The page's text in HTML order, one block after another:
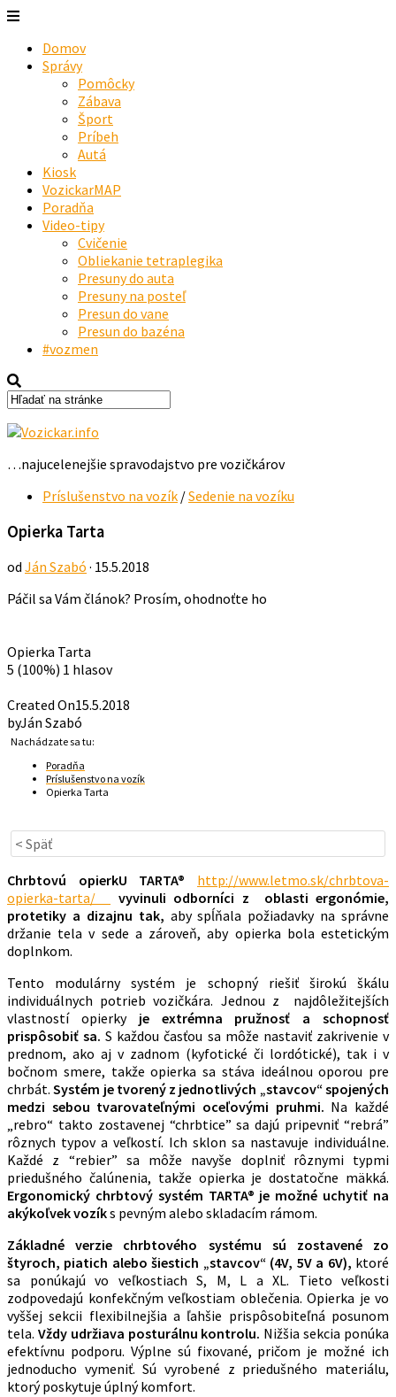
Domov
Správy
Pomôcky
Zábava
Šport
Príbeh
Autá
Kiosk
VozickarMAP
Poradňa
Video-tipy
Cvičenie
Obliekanie tetraplegika
Presuny do auta
Presuny na posteľ
Presun do vane
Presun do bazéna
#vozmen
…najucelenejšie spravodajstvo pre vozičkárov
Príslušenstvo na vozík /Sedenie na vozíku
Opierka Tarta
od Ján Szabó · 15.5.2018
Páčil sa Vám článok? Prosím, ohodnoťte ho
Opierka Tarta
5 (100%) 1 hlasov
Created On15.5.2018
byJán Szabó
Nachádzate sa tu:
Poradňa
Príslušenstvo na vozík
Opierka Tarta
< Späť
Chrbtovú opierkU TARTA® http://www.letmo.sk/chrbtova-
opierka-tarta/
vyvinuli odborníci z oblasti ergonómie,
protetiky a dizajnu tak, aby spĺňala požiadavky na správne
držanie tela v sede a zároveň, aby opierka bola estetickým
doplnkom.
Tento modulárny systém je schopný riešiť širokú škálu
individuálnych potrieb vozičkára. Jednou z najdôležitejších
vlastností opierky je extrémna pružnosť a schopnosť
prispôsobiť sa. S každou časťou sa môže nastaviť zakrivenie v
prednom, ako aj v zadnom (kyfotické či lordótické), tak i v
bočnom smere, takže opierka sa stáva ideálnou oporou pre
chrbát.Systém je tvorený z jednotlivých „stavcov“ spojených
medzi sebou tvarovateľnými oceľovými pruhmi. Na každé
„rebro“ takto zostavenej “chrbtice” sa dajú pripevniť “rebrá”
rôznych typov a veľkostí. Ich sklon sa nastavuje individuálne.
Každé z “rebier” sa môže navyše doplniť rôznymi typmi
priedušného čalúnenia, takže opierka je dostatočne mäkká.
Ergonomický chrbtový systém TARTA® je možné uchytiť na
akýkoľvek vozíks pevným alebo skladacím rámom.
Základné verzie chrbtového systému sú zostavené zo
štyroch, piatich alebo šiestich „stavcov“ (4V, 5V a 6V), ktoré
sa ponúkajú vo veľkostiach S, M, L a XL. Tieto veľkosti
zodpovedajú konfekčným veľkostiam oblečenia. Opierka je vo
vyššej sekcii flexibilnejšia a ľahšie prispôsobiteľná posunom
tela. Vždy udržiava posturálnu kontrolu. Nižšia sekcia ponúka
efektívnu podporu. Výplne sú fixované, pričom je možné ich
jednoducho vymeniť. Sú vyrobené z priedušného materiálu,
ktorý poskytuje úplný komfort.